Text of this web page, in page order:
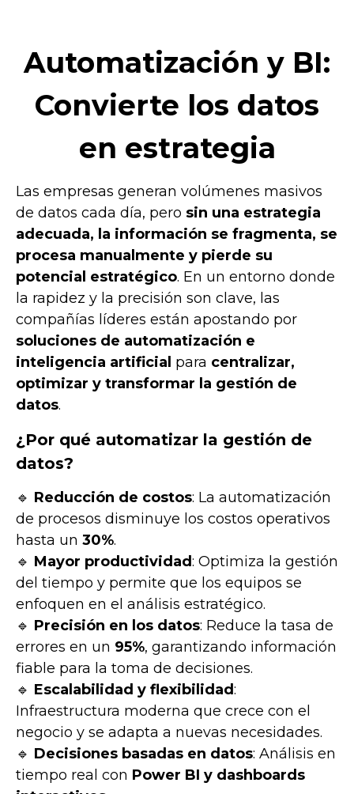
Automatización y BI:
Convierte los datos
en estrategia
Las empresas generan volúmenes masivos
de datos cada día, pero sin una estrategia
adecuada, la información se fragmenta, se
procesa manualmente y pierde su
potencial estratégico. En un entorno donde
la rapidez y la precisión son clave, las
compañías líderes están apostando por
soluciones de automatización e
inteligencia artificial para centralizar,
optimizar y transformar la gestión de
datos.
¿Por qué automatizar la gestión de
datos?
🔹 Reducción de costos: La automatización
de procesos disminuye los costos operativos
hasta un 30%.
🔹 Mayor productividad: Optimiza la gestión
del tiempo y permite que los equipos se
enfoquen en el análisis estratégico.
🔹 Precisión en los datos: Reduce la tasa de
errores en un 95%, garantizando información
fiable para la toma de decisiones.
🔹 Escalabilidad y flexibilidad:
Infraestructura moderna que crece con el
negocio y se adapta a nuevas necesidades.
🔹 Decisiones basadas en datos: Análisis en
tiempo real con Power BI y dashboards